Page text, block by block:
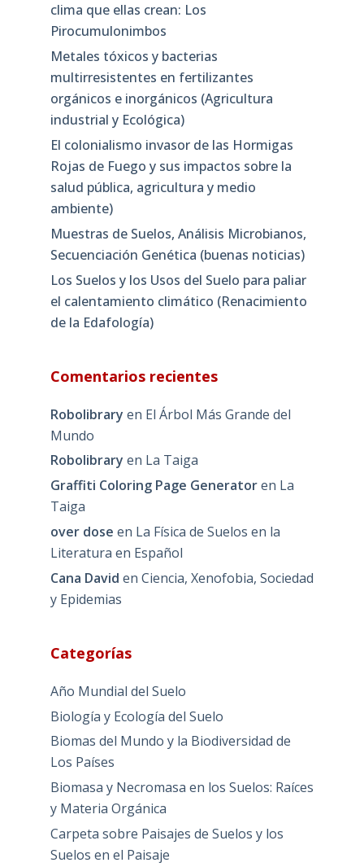
clima que ellas crean: Los
Pirocumulonimbos
Metales tóxicos y bacterias
multirresistentes en fertilizantes
orgánicos e inorgánicos (Agricultura
industrial y Ecológica)
El colonialismo invasor de las Hormigas
Rojas de Fuego y sus impactos sobre la
salud pública, agricultura y medio
ambiente)
Muestras de Suelos, Análisis Microbianos,
Secuenciación Genética (buenas noticias)
Los Suelos y los Usos del Suelo para paliar
el calentamiento climático (Renacimiento
de la Edafología)
Comentarios recientes
Robolibrary en El Árbol Más Grande del
Mundo
Robolibrary en La Taiga
Graffiti Coloring Page Generatoren La
Taiga
over dose en La Física de Suelos en la
Literatura en Español
Cana David en Ciencia, Xenofobia, Sociedad
y Epidemias
Categorías
Año Mundial del Suelo
Biología y Ecología del Suelo
Biomas del Mundo y la Biodiversidad de
Los Países
Biomasa y Necromasa en los Suelos: Raíces
y Materia Orgánica
Carpeta sobre Paisajes de Suelos y los
Suelos en el Paisaje